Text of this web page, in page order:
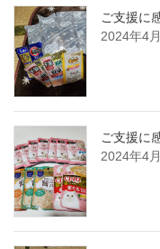
ご支援に
2024年4
ご支援に
2024年4